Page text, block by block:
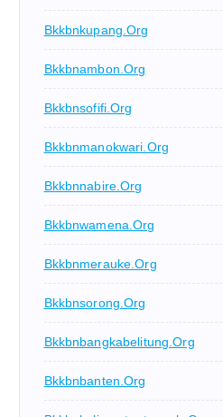
Bkkbnkupang.org
Bkkbnambon.org
Bkkbnsofifi.org
Bkkbnmanokwari.org
Bkkbnnabire.org
Bkkbnwamena.org
Bkkbnmerauke.org
Bkkbnsorong.org
Bkkbnbangkabelitung.org
Bkkbnbanten.org